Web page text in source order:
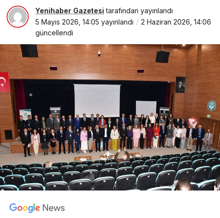
Yenihaber Gazetesi tarafından yayınlandı
5 Mayıs 2026, 14:05 yayınlandı
2 Haziran 2026, 14:06
güncellendi